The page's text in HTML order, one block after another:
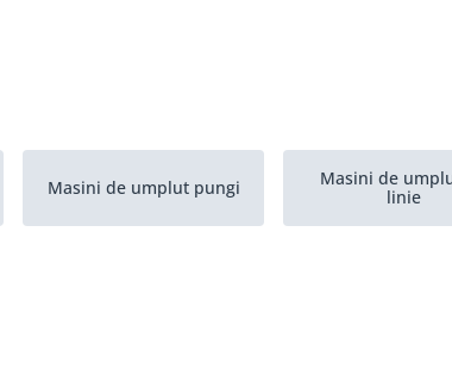
Masini de umplut pungi
Masini de
linie